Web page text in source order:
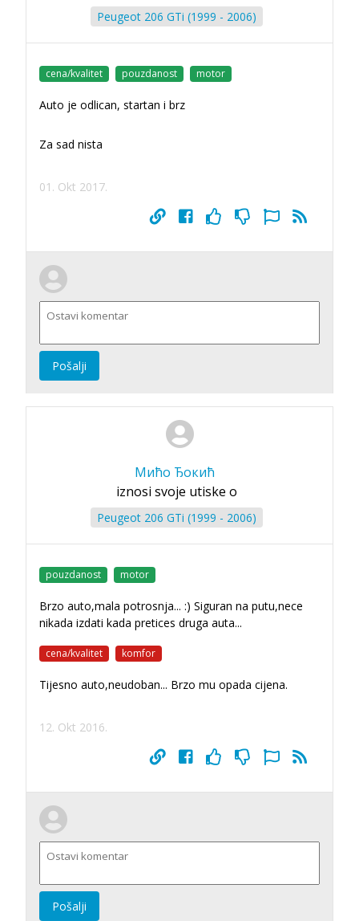
Peugeot 206 GTi (1999 - 2006)
cena/kvalitet pouzdanost motor
Auto je odlican, startan i brz
Za sad nista
01. Okt 2017.
Pošalji
Мићо Ђокић
iznosi svoje utiske o
Peugeot 206 GTi (1999 - 2006)
pouzdanost motor
Brzo auto,mala potrosnja... :) Siguran na putu,nece
nikada izdati kada pretices druga auta...
cena/kvalitet komfor
Tijesno auto,neudoban... Brzo mu opada cijena.
12. Okt 2016.
Pošalji